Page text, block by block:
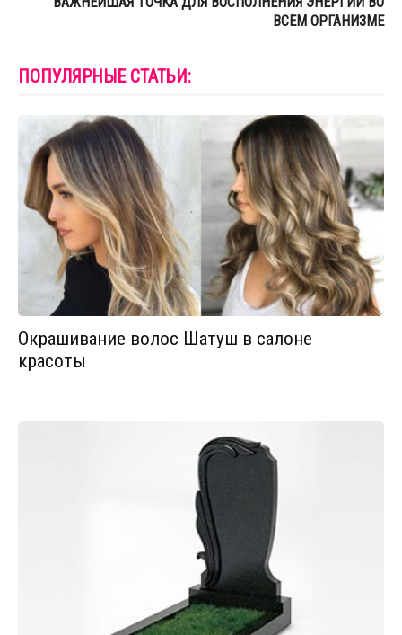
ВСЕМ ОРГАНИЗМЕ
ПОПУЛЯРНЫЕ СТАТЬИ:
Окрашивание волос Шатуш в салоне
красоты